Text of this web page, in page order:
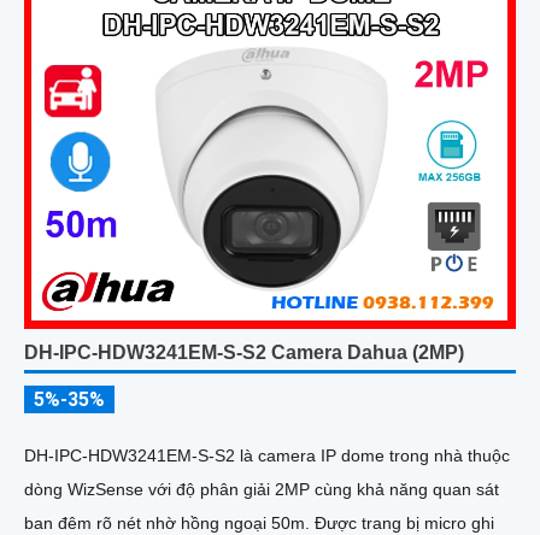
DH-IPC-HDW3241EM-S-S2 Camera Dahua (2MP)
5%-35%
DH-IPC-HDW3241EM-S-S2 là camera IP dome trong nhà thuộc
dòng WizSense với độ phân giải 2MP cùng khả năng quan sát
ban đêm rõ nét nhờ hồng ngoại 50m. Được trang bị micro ghi